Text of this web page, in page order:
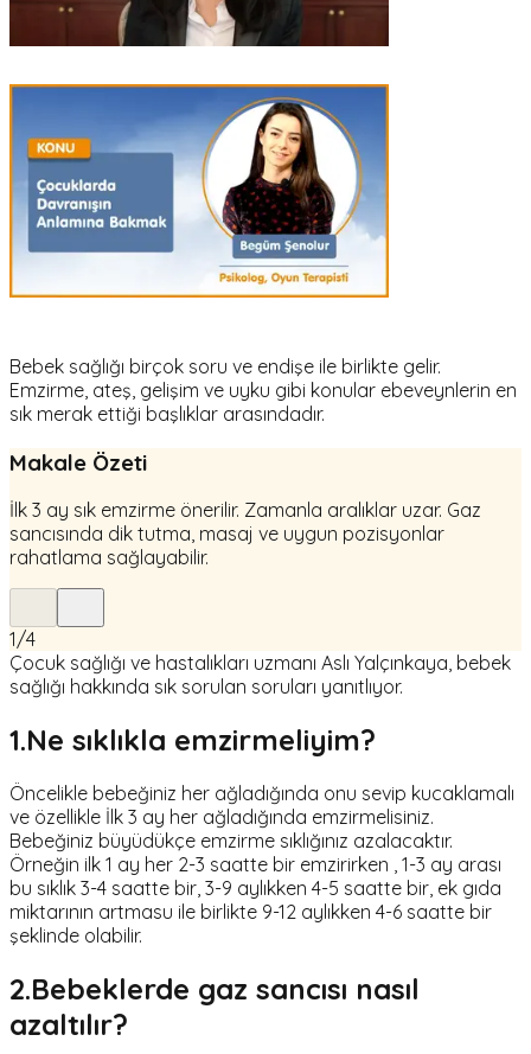
Bebek sağlığı birçok soru ve endişe ile birlikte gelir.
Emzirme, ateş, gelişim ve uyku gibi konular ebeveynlerin en
sık merak ettiği başlıklar arasındadır.
Makale Özeti
İlk 3 ay sık emzirme önerilir. Zamanla aralıklar uzar. Gaz
sancısında dik tutma, masaj ve uygun pozisyonlar
rahatlama sağlayabilir.
1/4
Çocuk sağlığı ve hastalıkları uzmanı Aslı Yalçınkaya, bebek
sağlığı hakkında sık sorulan soruları yanıtlıyor.
1.Ne sıklıkla emzirmeliyim?
Öncelikle bebeğiniz her ağladığında onu sevip kucaklamalı
ve özellikle İlk 3 ay her ağladığında emzirmelisiniz.
Bebeğiniz büyüdükçe emzirme sıklığınız azalacaktır.
Örneğin ilk 1 ay her 2-3 saatte bir emzirirken , 1-3 ay arası
bu sıklık 3-4 saatte bir, 3-9 aylıkken 4-5 saatte bir, ek gıda
miktarının artmasu ile birlikte 9-12 aylıkken 4-6 saatte bir
şeklinde olabilir.
2.Bebeklerde gaz sancısı nasıl
azaltılır?